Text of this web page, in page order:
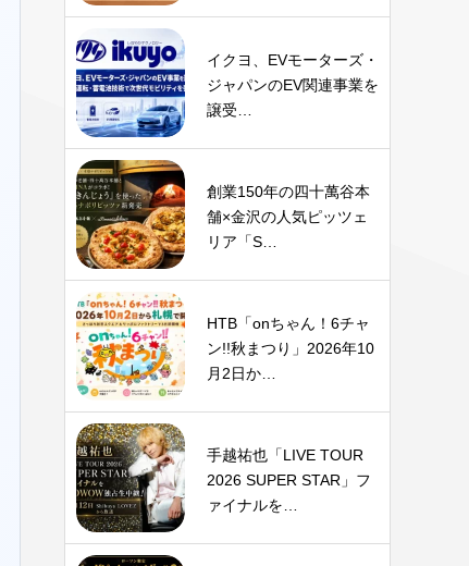
イクヨ、EVモーターズ・
ジャパンのEV関連事業を
譲受…
創業150年の四十萬谷本
舗×金沢の人気ピッツェ
リア「S…
HTB「onちゃん！6チャ
ン!!秋まつり」2026年10
月2日か…
手越祐也「LIVE TOUR
2026 SUPER STAR」フ
ァイナルを…